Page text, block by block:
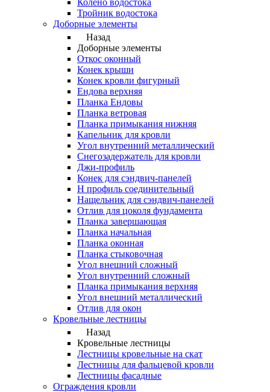
Колено водостока
Тройник водостока
Доборные элементы
Назад
Доборные элементы
Откос оконный
Конек крыши
Конек кровли фигурный
Ендова верхняя
Планка Ендовы
Планка ветровая
Планка примыкания нижняя
Капельник для кровли
Угол внутренний металлический
Снегозадержатель для кровли
Джи-профиль
Конек для сэндвич-панелей
Н профиль соединительный
Нащельник для сэндвич-панелей
Отлив для цоколя фундамента
Планка завершающая
Планка начальная
Планка оконная
Планка стыковочная
Угол внешний сложный
Угол внутренний сложный
Планка примыкания верхняя
Угол внешний металлический
Отлив для окон
Кровельные лестницы
Назад
Кровельные лестницы
Лестницы кровельные на скат
Лестницы для фальцевой кровли
Лестницы фасадные
Ограждения кровли